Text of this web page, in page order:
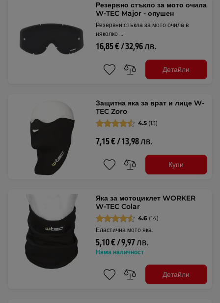
Резервно стъкло за мото очила
W-TEC Major - опушен
Резервни стъкла за мото очила в
няколко …
16,85 € / 32,96 лв.
Детайли
Защитна яка за врат и лице W-
TEC Zoro
4.5 (13)
7,15 € / 13,98 лв.
Купи
Яка за мотоциклет WORKER
W-TEC Colar
4.6 (14)
Еластична мото яка.
5,10 € / 9,97 лв.
Няма наличност
Детайли